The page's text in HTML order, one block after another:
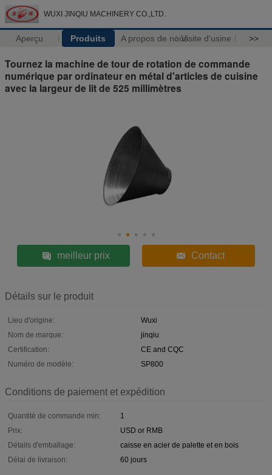
WUXI JINQIU MACHINERY CO.,LTD.
Aperçu Produits A propos de nousVisite d'usine >>
Tournez la machine de tour de rotation de commande
numérique par ordinateur en métal d'articles de cuisine
avec la largeur de lit de 525 millimètres
meilleur prix Contact
Détails sur le produit
Lieu d'origine:
Wuxi
Nom de marque:
jinqiu
Certification:
CE and CQC
Numéro de modèle:
SP800
Conditions de paiement et expédition
Quantité de commande min:
1
Prix:
USD or RMB
Détails d'emballage:
caisse en acier de palette et en bois
Délai de livraison:
60 jours